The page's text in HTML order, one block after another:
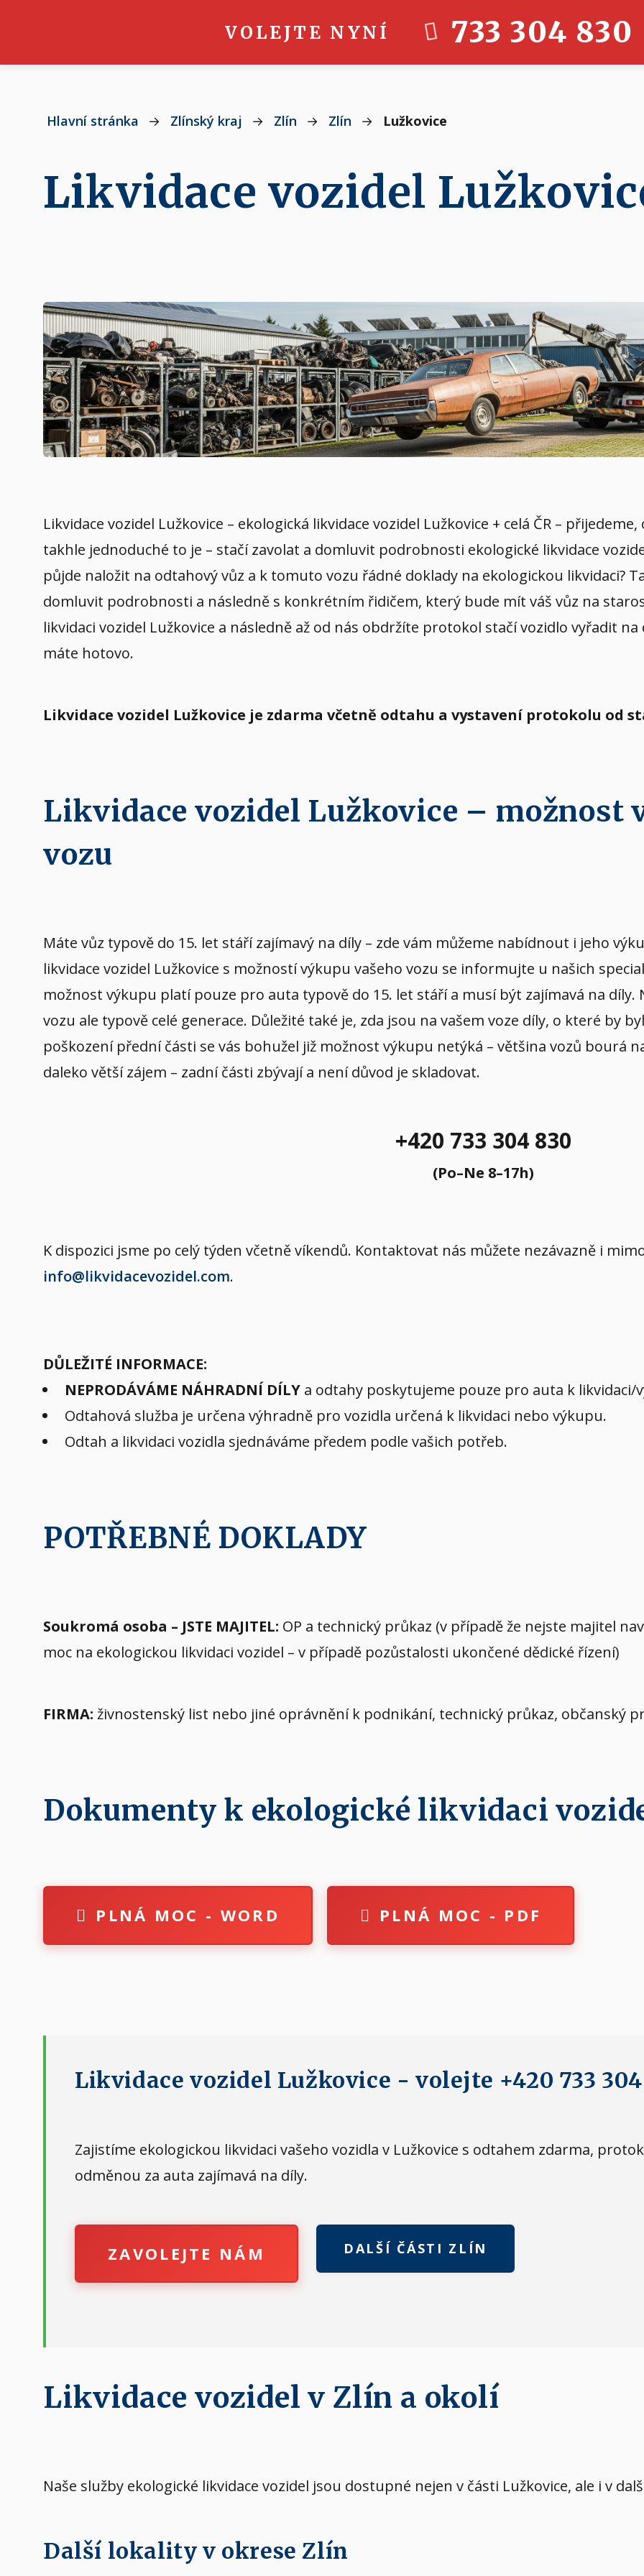
VOLEJTE NYNÍ 733 304 830
Hlavní stránka → Zlínský kraj → Zlín → Zlín → Lužkovice
Likvidace vozidel
Likvidace vozidel Lužkovice – ekologická likvidace vozidel Lužkovice + celá ČR –
takhle jednoduché to je – stačí zavolat a domluvit podrobnosti ekologické likvidace
půjde naložit na odtahový vůz a k tomuto vozu řádné doklady na ekologickou likvidaci?
domluvit podrobnosti a následně s konkrétním řidičem, který bude mít váš vůz na
likvidaci vozidel Lužkovice a následně až od nás obdržíte protokol stačí vozidlo vyřadit
máte hotovo.
Likvidace vozidel Lužkovice je zdarma včetně odtahu a vystavení protokolu od
Likvidace vozidel Lužkovice – možnost
vozu
Máte vůz typově do 15. let stáří zajímavý na díly – zde vám můžeme nabídnout i jeho
likvidace vozidel Lužkovice s možností výkupu vašeho vozu se informujte u našich
možnost výkupu platí pouze pro auta typově do 15. let stáří a musí být zajímavá na
vozu ale typově celé generace. Důležité také je, zda jsou na vašem voze díly, o které by
poškození přední části se vás bohužel již možnost výkupu netýká – většina vozů bourá
daleko větší zájem – zadní části zbývají a není důvod je skladovat.
+420 733 304 830
(Po–Ne 8–17h)
K dispozici jsme po celý týden včetně víkendů. Kontaktovat nás můžete nezávazně i
info@likvidacevozidel.com.
DŮLEŽITÉ INFORMACE:
NEPRODÁVÁME NÁHRADNÍ DÍLY a odtahy poskytujeme pouze pro auta k likvidaci/
Odtahová služba je určena výhradně pro vozidla určená k likvidaci nebo výkupu.
Odtah a likvidaci vozidla sjednáváme předem podle vašich potřeb.
POTŘEBNÉ DOKLADY
Soukromá osoba – JSTE MAJITEL: OP a technický průkaz (v případě že nejste majitel
moc na ekologickou likvidaci vozidel – v případě pozůstalosti ukončené dědické řízení)
FIRMA: živnostenský list nebo jiné oprávnění k podnikání, technický průkaz, občanský
Dokumenty k ekologické likvidaci
PLNÁ MOC - WORD PLNÁ MOC - PDF
Likvidace vozidel Lužkovice - volejte +420 733
Zajistíme ekologickou likvidaci vašeho vozidla v Lužkovice s odtahem zdarma,
odměnou za auta zajímavá na díly.
ZAVOLEJTE NÁM DALŠÍ ČÁSTI ZLÍN
Likvidace vozidel v Zlín a okolí
Naše služby ekologické likvidace vozidel jsou dostupné nejen v části Lužkovice, ale i v
Další lokality v okrese Zlín